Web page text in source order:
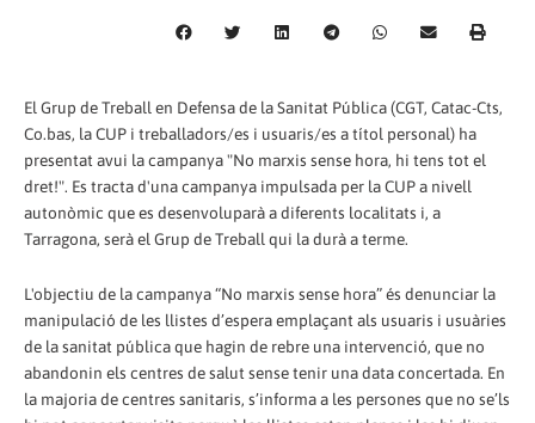
El Grup de Treball en Defensa de la Sanitat Pública (CGT, Catac-Cts,
Co.bas, la CUP i treballadors/es i usuaris/es a títol personal) ha
presentat avui la campanya "No marxis sense hora, hi tens tot el
dret!". Es tracta d'una campanya impulsada per la CUP a nivell
autonòmic que es desenvoluparà a diferents localitats i, a
Tarragona, serà el Grup de Treball qui la durà a terme.
L'objectiu de la campanya “No marxis sense hora” és denunciar la
manipulació de les llistes d’espera emplaçant als usuaris i usuàries
de la sanitat pública que hagin de rebre una intervenció, que no
abandonin els centres de salut sense tenir una data concertada. En
la majoria de centres sanitaris, s’informa a les persones que no se’ls